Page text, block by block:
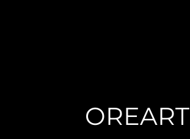
OREART